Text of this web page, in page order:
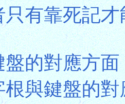
有靠死記
的對應方
根與鍵盤的